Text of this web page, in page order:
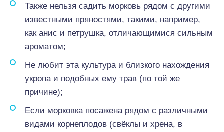
Также нельзя садить морковь рядом с другими
известными пряностями, такими, например,
как анис и петрушка, отличающимися сильным
ароматом;
Не любит эта культура и близкого нахождения
укропа и подобных ему трав (по той же
причине);
Если морковка посажена рядом с различными
видами корнеплодов (свёклы и хрена, в